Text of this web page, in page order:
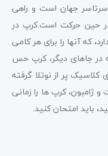
جهان است و راهی
حین حرکت است.کرپ در
که آنها را برای هر کامی
در جاهای دیگر، کرپ حس
پر از نوتلا گرفته
ژامبون، کرپ ها را زمانی
باید امتحان کنید.